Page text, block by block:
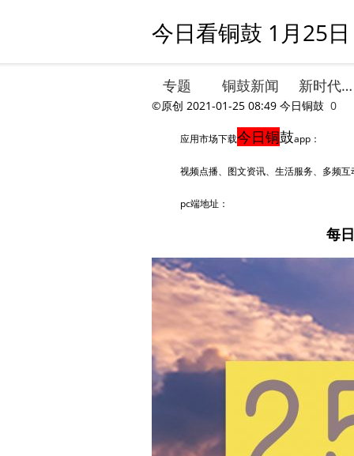
今日看铜鼓 1月25
专题 铜鼓新闻 新时代文明实践
©原创 2021-01-25 08:49 今日铜鼓 0
应用市场下载今日铜鼓app：
视频点播、图文资讯、生活服务、多频
pc端地址：
每